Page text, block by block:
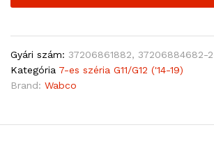
Gyári szám: 37206861882, 37206884682-
Kategória 7-es széria G11/G12 ('14-19)
Brand: Wabco